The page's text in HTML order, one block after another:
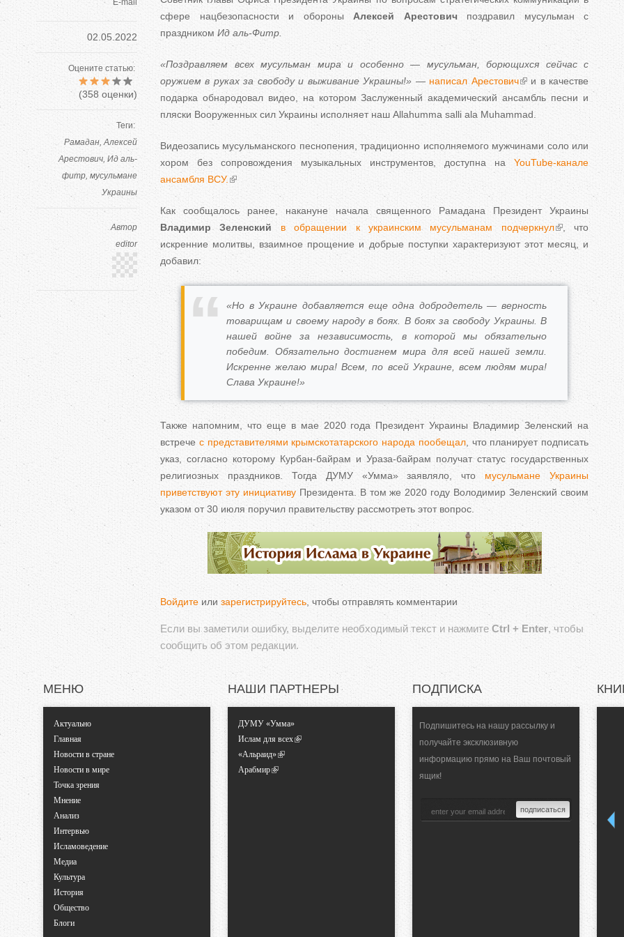
E-mail
02.05.2022
Оцените статью:
(358 оценки)
Теги:
Рамадан Алексей
Арестович Ид аль-
фитр мусульмане
Украины​
Автор
editor
сфере нацбезопасности и обороны Алексей Арестовичпоздравил мусульман с
праздником Ид аль-Фитр.
«Поздравляем всех мусульман мира и особенно — мусульман, борющихся сейчас с
оружием в руках за свободу и выживание Украины!» — написал Арестович
и в качестве
подарка обнародовал видео, на котором Заслуженный академический ансамбль песни и
пляски Вооруженных сил Украины исполняет наш Allahumma salli ala Muhammad.
Видеозапись мусульманского песнопения, традиционно исполняемого мужчинами соло или
хором без сопровождения музыкальных инструментов, доступна на YouTube-канале
ансамбля ВСУ.
Как сообщалось ранее, накануне начала священного Рамадана Президент Украины
Владимир Зеленский
в обращении к украинским мусульманам подчеркнул
, что
искренние молитвы, взаимное прощение и добрые поступки характеризуют этот месяц, и
добавил:
«Но в Украине добавляется еще одна добродетель — верность
товарищам и своему народу в боях. В боях за свободу Украины. В
нашей войне за независимость, в которой мы обязательно
победим. Обязательно достигнем мира для всей нашей земли.
Искренне желаю мира! Всем, по всей Украине, всем людям мира!
Слава Украине!»
Также напомним, что еще в мае 2020 года Президент Украины Владимир Зеленский на
встрече с представителями крымскотатарского народа пообещал, что планирует подписать
указ, согласно которому Курбан-байрам и Ураза-байрам получат статус государственных
религиозных праздников. Тогда ДУМУ «Умма» заявляло, что мусульмане Украины
приветствуют эту инициативуПрезидента. В том же 2020 году Володимир Зеленский своим
указом от 30 июля поручил правительству рассмотреть этот вопрос.
Войдите или зарегистрируйтесь, чтобы отправлять комментарии
Если вы заметили ошибку, выделите необходимый текст и нажмите Ctrl + Enter, чтобы
сообщить об этом редакции.
ь
е
а
к
МЕНЮ
Актуально
Главная
Новости в стране
Новости в мире
Точка зрения
Мнение
Анализ
Интервью
Исламоведение
Медиа
Культура
История
Общество
Блоги
НАШИ ПАРТНЕРЫ
ДУМУ «Умма»
Ислам для всех
«Альраид»
Арабмир
ПОДПИСКА
Подпишитесь на нашу рассылку и
получайте эксклюзивную
информацию прямо на Ваш почтовый
ящик!